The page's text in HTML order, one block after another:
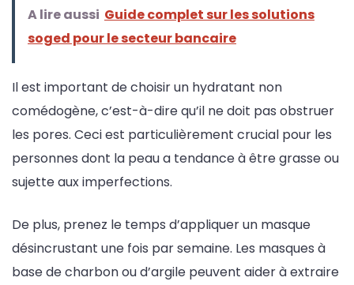
A lire aussi Guide complet sur les solutions
soged pour le secteur bancaire
Il est important de choisir un hydratant non
comédogène, c’est-à-dire qu’il ne doit pas obstruer
les pores. Ceci est particulièrement crucial pour les
personnes dont la peau a tendance à être grasse ou
sujette aux imperfections.
De plus, prenez le temps d’appliquer un masque
désincrustant une fois par semaine. Les masques à
base de charbon ou d’argile peuvent aider à extraire